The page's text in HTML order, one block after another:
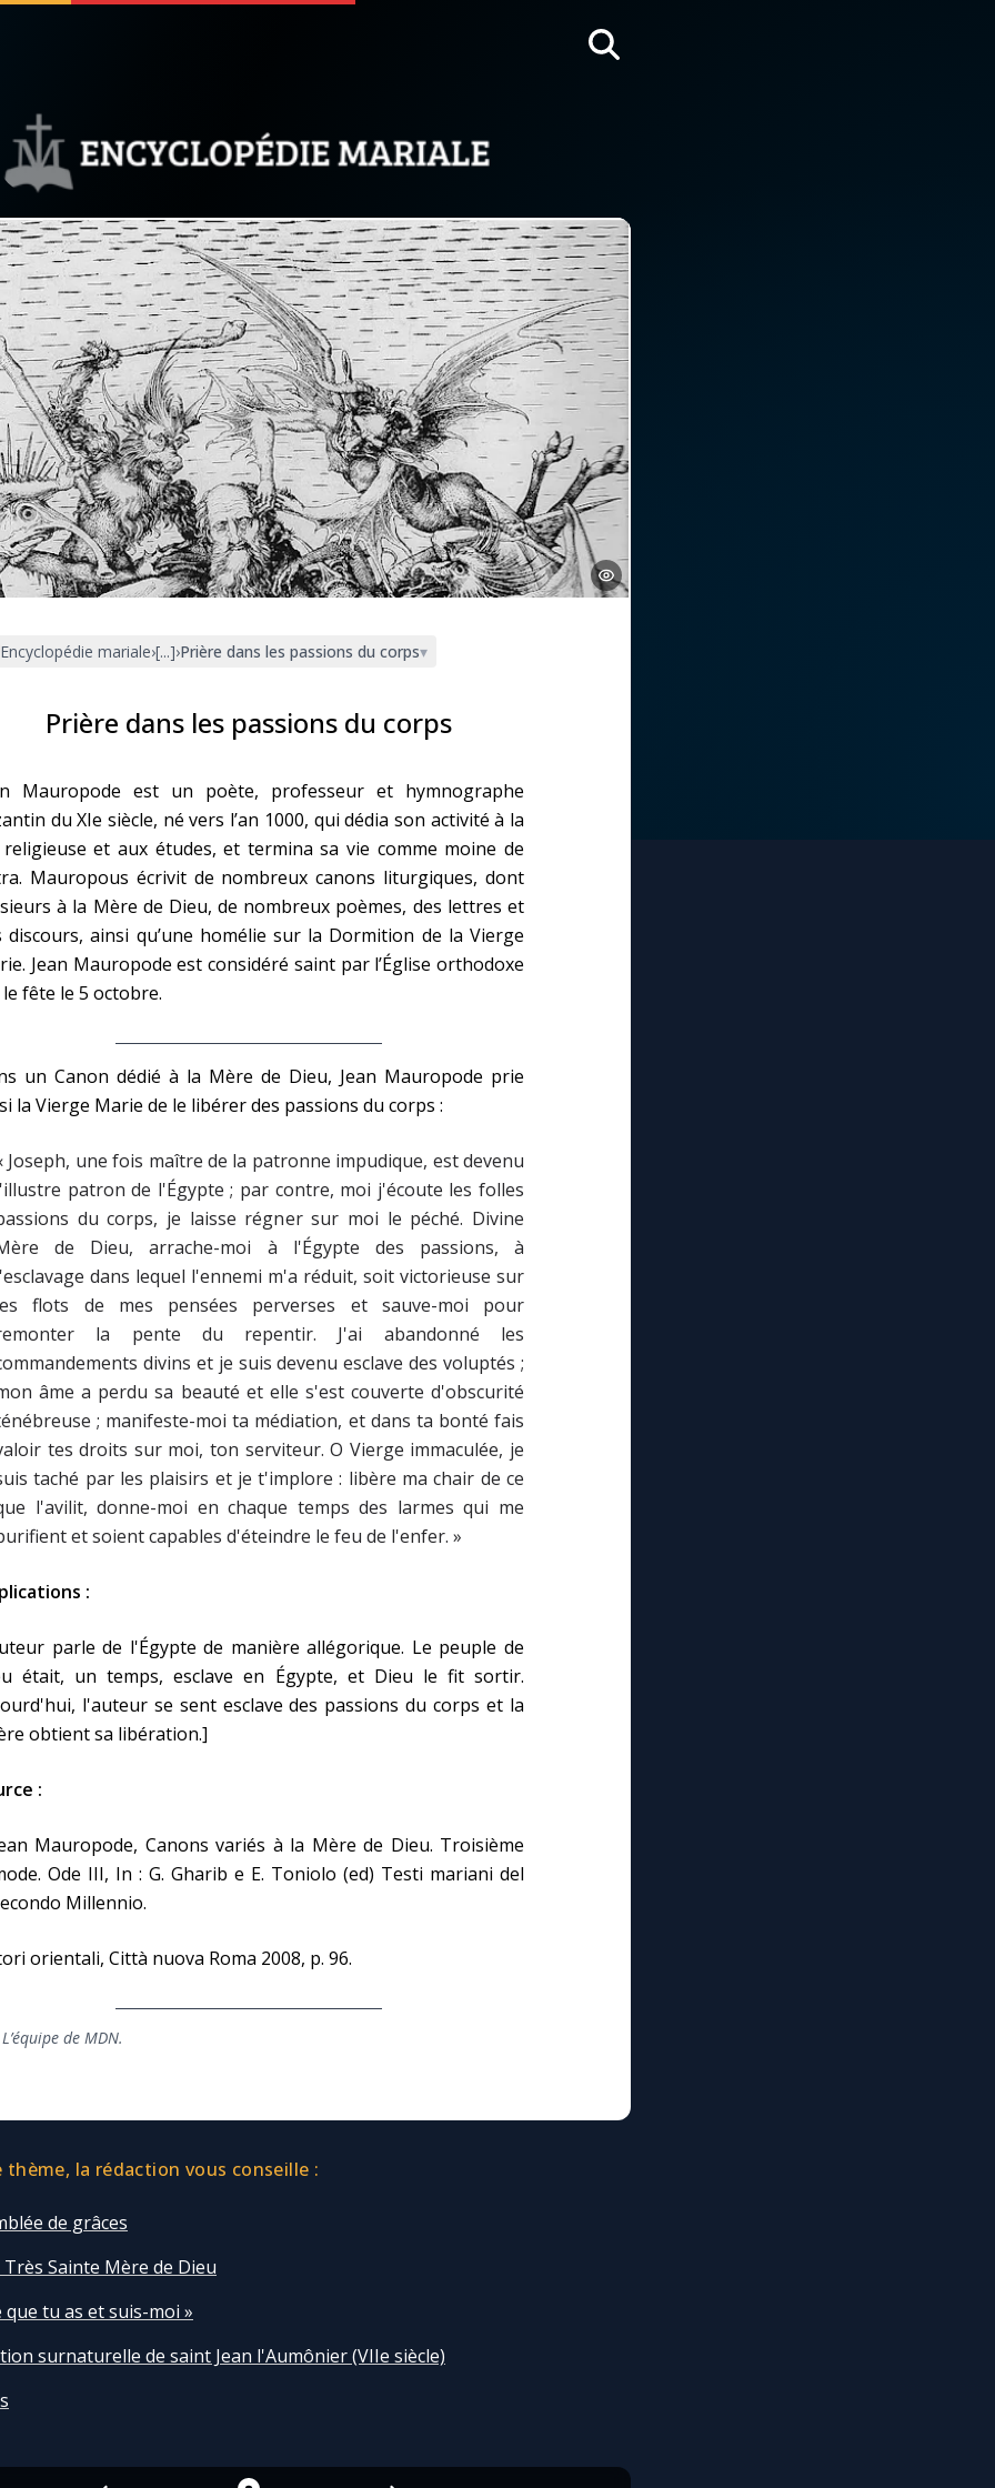
soutenir À propos Facebook Infos légales
◼︎À la une
1000 Raisons de Croire
Chapelet pour le monde
Contact
Faire un don
Marie de Nazareth
Encyclopédie mariale›[...]›Prière dans les passions du corps▾
Prière dans les passions du corps
Mauropode est un poète, professeur et hymnographe
du XIe siècle, né vers l’an 1000, qui dédia son activité à la
et aux études, et termina sa vie comme moine de
Mauropous écrivit de nombreux canons liturgiques, dont
à la Mère de Dieu, de nombreux poèmes, des lettres et
discours, ainsi qu’une homélie sur la Dormition de la Vierge
Jean Mauropode est considéré saint par l’Église orthodoxe
fête le 5 octobre.
un Canon dédié à la Mère de Dieu, Jean Mauropode prie
la Vierge Marie de le libérer des passions du corps :
Joseph, une fois maître de la patronne impudique, est devenu
patron de l'Égypte ; par contre, moi j'écoute les folles
du corps, je laisse régner sur moi le péché. Divine
de Dieu, arrache-moi à l'Égypte des passions, à
dans lequel l'ennemi m'a réduit, soit victorieuse sur
flots de mes pensées perverses et sauve-moi pour
la pente du repentir. J'ai abandonné les
divins et je suis devenu esclave des voluptés ;
âme a perdu sa beauté et elle s'est couverte d'obscurité
; manifeste-moi ta médiation, et dans ta bonté fais
tes droits sur moi, ton serviteur. O Vierge immaculée, je
taché par les plaisirs et je t'implore : libère ma chair de ce
l'avilit, donne-moi en chaque temps des larmes qui me
et soient capables d'éteindre le feu de l'enfer. »
:
parle de l'Égypte de manière allégorique. Le peuple de
était, un temps, esclave en Égypte, et Dieu le fit sortir.
l'auteur se sent esclave des passions du corps et la
obtient sa libération.]
:
Mauropode, Canons variés à la Mère de Dieu. Troisième
Ode III, In : G. Gharib e E. Toniolo (ed) Testi mariani del
Millennio.
orientali, Città nuova Roma 2008, p. 96.
de MDN.
thème, la rédaction vous conseille :
de grâces
Sainte Mère de Dieu
que tu as et suis-moi »
surnaturelle de saint Jean l'Aumônier (VIIe siècle)